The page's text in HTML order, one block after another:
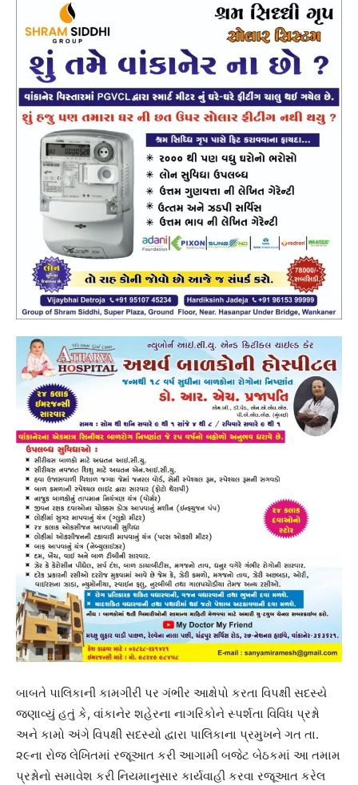
બાબતે પાલિકાની કામગીરી પર ગંભીર આક્ષેપો કરતા વિપક્ષી સદસ્યે
જણાવ્યું હતું કે, વાંકાનેર શહેરના નાગરિકોને સ્પર્શતા વિવિધ પ્રશ્નો
અને કામો અંગે વિપક્ષી સદસ્યો દ્વારા પાલિકાના પ્રમુખને ગત તા.
૨૯ના રોજ લેખિતમાં રજૂઆત કરી આગામી બજેટ બેઠકમાં આ તમામ
પ્રશ્નોનો સમાવેશ કરી નિયમાનુસાર કાર્યવાહી કરવા રજૂઆત કરેલ